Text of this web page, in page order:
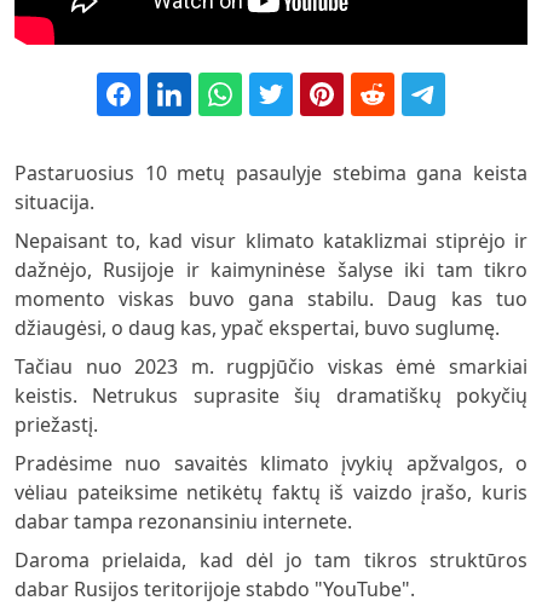
Pastaruosius 10 metų pasaulyje stebima gana keista
situacija.
Nepaisant to, kad visur klimato kataklizmai stiprėjo ir
dažnėjo, Rusijoje ir kaimyninėse šalyse iki tam tikro
momento viskas buvo gana stabilu. Daug kas tuo
džiaugėsi, o daug kas, ypač ekspertai, buvo suglumę.
Tačiau nuo 2023 m. rugpjūčio viskas ėmė smarkiai
keistis. Netrukus suprasite šių dramatiškų pokyčių
priežastį.
Pradėsime nuo savaitės klimato įvykių apžvalgos, o
vėliau pateiksime netikėtų faktų iš vaizdo įrašo, kuris
dabar tampa rezonansiniu internete.
Daroma prielaida, kad dėl jo tam tikros struktūros
dabar Rusijos teritorijoje stabdo "YouTube".